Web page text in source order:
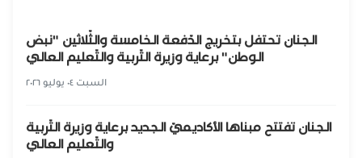
الجنان تحتفل بتخريج الدّفعة الخامسة والثّلاثين "نبض
الوطن" برعاية وزيرة التّربية والتّعليم العالي
السبت ٠٤ يوليو ٢٠٢٦
الجنان تفتتح مبناها الأكاديميّ الجديد برعاية وزيرة التّربية
والتّعليم العالي